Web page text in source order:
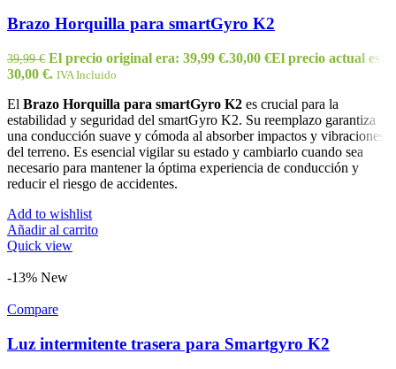
Brazo Horquilla para smartGyro K2
39,99€ El precio original era: 39,99 €.30,00 €El precio actual es:
30,00 €. IVA Incluido
El Brazo Horquilla para smartGyro K2 es crucial para la
estabilidad y seguridad del smartGyro K2. Su reemplazo garantiza
una conducción suave y cómoda al absorber impactos y vibraciones
del terreno. Es esencial vigilar su estado y cambiarlo cuando sea
necesario para mantener la óptima experiencia de conducción y
reducir el riesgo de accidentes.
Add to wishlist
Añadir al carrito
Quick view
-13% New
Compare
Luz intermitente trasera para Smartgyro K2